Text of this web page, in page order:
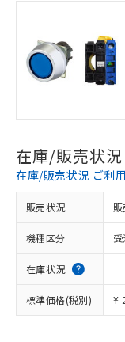
在庫/販売状況
在庫/販売状況 ご利
販売状況
機種区分
在庫状況
標準価格(税別) ¥